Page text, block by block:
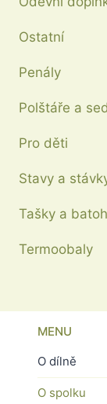
Ostatní
Penály
Polštáře a
Pro děti
Stavy a
Tašky a
Termoobaly
MENU
O dílně
O spolku